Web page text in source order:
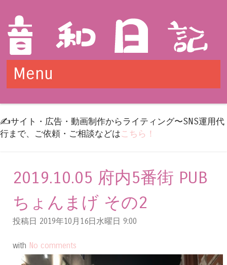
Menu
✍️サイト・広告・動画制作からライティング〜SNS運用代
行まで、ご依頼・ご相談などはこちら！
2019.10.05 府内5番街 PUB
ちょんまげ その2
投稿日 2019年10月16日水曜日 9:00
with No comments